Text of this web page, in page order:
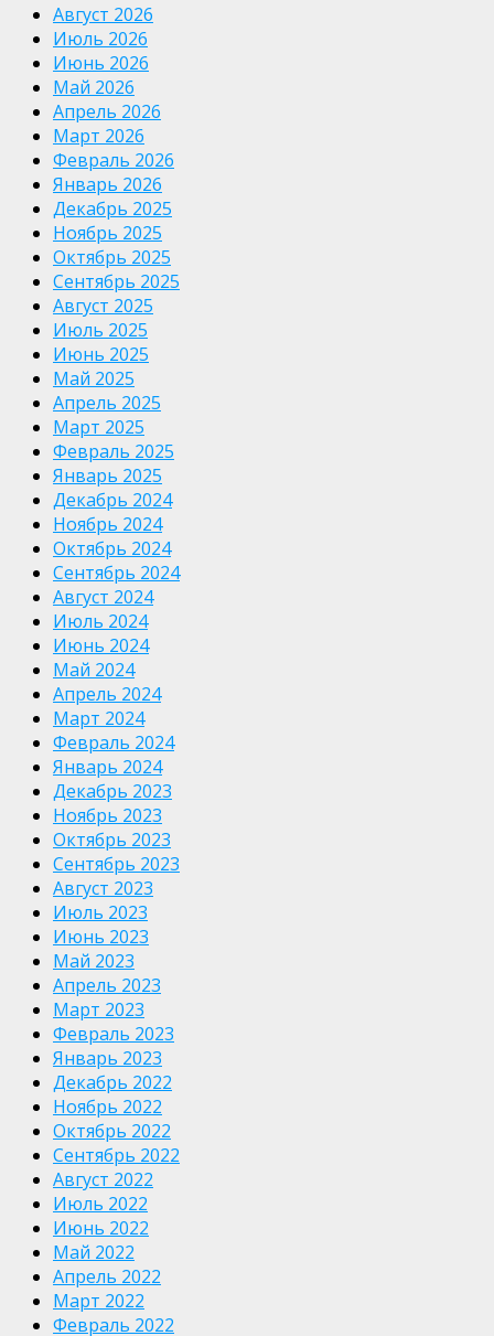
Август 2026
Июль 2026
Июнь 2026
Май 2026
Апрель 2026
Март 2026
Февраль 2026
Январь 2026
Декабрь 2025
Ноябрь 2025
Октябрь 2025
Сентябрь 2025
Август 2025
Июль 2025
Июнь 2025
Май 2025
Апрель 2025
Март 2025
Февраль 2025
Январь 2025
Декабрь 2024
Ноябрь 2024
Октябрь 2024
Сентябрь 2024
Август 2024
Июль 2024
Июнь 2024
Май 2024
Апрель 2024
Март 2024
Февраль 2024
Январь 2024
Декабрь 2023
Ноябрь 2023
Октябрь 2023
Сентябрь 2023
Август 2023
Июль 2023
Июнь 2023
Май 2023
Апрель 2023
Март 2023
Февраль 2023
Январь 2023
Декабрь 2022
Ноябрь 2022
Октябрь 2022
Сентябрь 2022
Август 2022
Июль 2022
Июнь 2022
Май 2022
Апрель 2022
Март 2022
Февраль 2022